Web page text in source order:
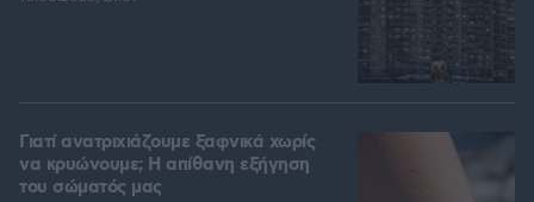
Γιατί ανατριχιάζουμε ξαφνικά χωρίς
να κρυώνουμε; Η απίθανη εξήγηση
του σώματός μας